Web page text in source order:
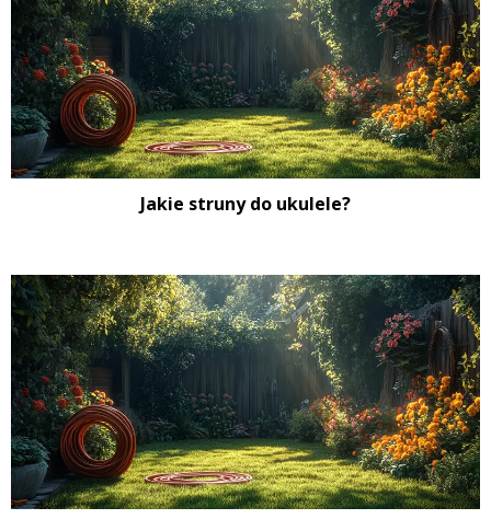
Jakie struny do ukulele?